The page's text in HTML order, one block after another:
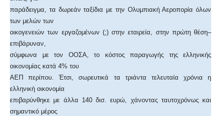
παράδειγμα, τα δωρεάν ταξίδια με την Ολυμπιακή Αεροπορία όλων
των μελών των
οικογενειών των εργαζομένων (;) στην εταιρεία, στην πρώτη θέση–
επιβάρυναν,
σύμφωνα με τον ΟΟΣΑ, το κόστος παραγωγής της ελληνικής
οικονομίας κατά 4% του
ΑΕΠ περίπου. Έτσι, σωρευτικά τα τριάντα τελευταία χρόνια η
ελληνική οικονομία
επιβαρύνθηκε με άλλα 140 δισ. ευρώ, χάνοντας ταυτοχρόνως και
σημαντικό μέρος